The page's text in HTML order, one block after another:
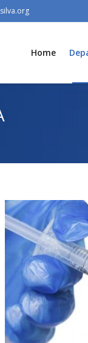
Home